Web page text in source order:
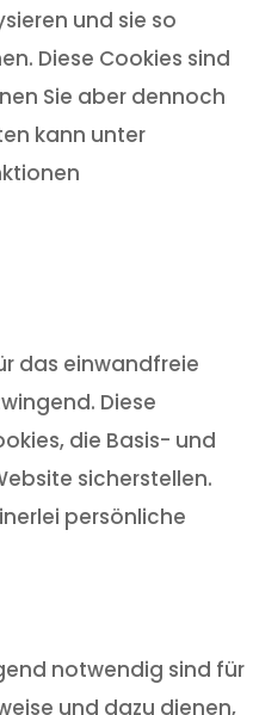
und sie so
Diese Cookies sind
Sie aber dennoch
kann unter
das einwandfreie
Diese
die Basis- und
sicherstellen.
persönliche
notwendig sind für
und dazu dienen,